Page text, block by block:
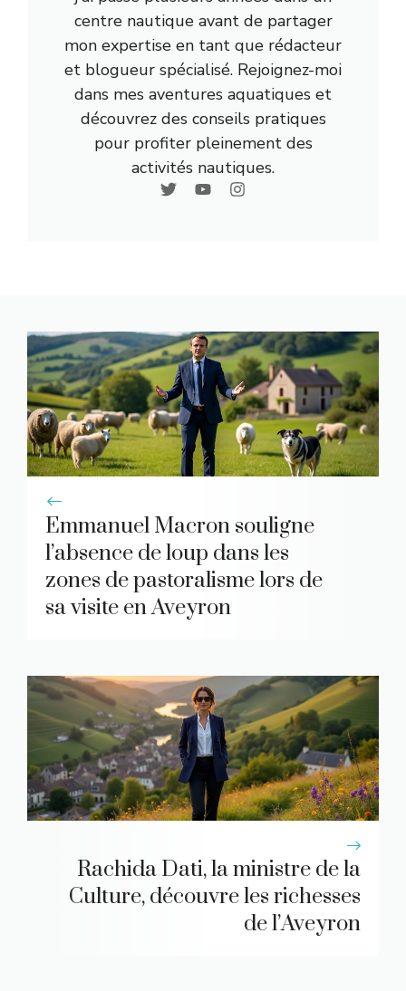
centre nautique avant de partager
mon expertise en tant que rédacteur
et blogueur spécialisé. Rejoignez-moi
dans mes aventures aquatiques et
découvrez des conseils pratiques
pour profiter pleinement des
activités nautiques.
Emmanuel Macron souligne
l’absence de loup dans les
zones de pastoralisme lors de
sa visite en Aveyron
Rachida Dati, la ministre de la
Culture, découvre les richesses
de l’Aveyron